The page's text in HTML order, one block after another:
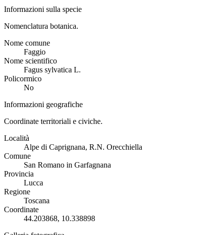
Informazioni sulla specie
Nomenclatura botanica.
Nome comune
Faggio
Nome scientifico
Fagus sylvatica L.
Policormico
No
Informazioni geografiche
Coordinate territoriali e civiche.
Località
Alpe di Caprignana, R.N. Orecchiella
Comune
San Romano in Garfagnana
Provincia
Lucca
Regione
Toscana
Coordinate
44.203868, 10.338898